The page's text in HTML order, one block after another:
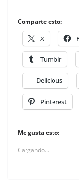
Comparte esto:
X
Tumblr
Delicious
Pinterest
Me gusta esto:
Cargando...